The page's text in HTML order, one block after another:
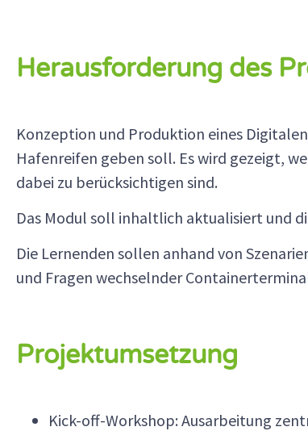
Herausforderung des
Konzeption und Produktion eines
Hafenreifen geben soll. Es wird gezeigt,
dabei zu berücksichtigen sind.
Das Modul soll inhaltlich aktualisiert und
Die Lernenden sollen anhand von
und Fragen wechselnder
Projektumsetzung
Kick-off-Workshop: Ausarbeitung